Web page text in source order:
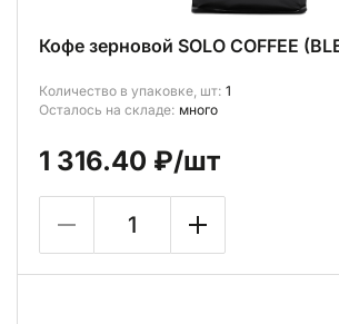
Кофе зерновой SOLO COFFEE
Количество в упаковке, шт: 1
Осталось на складе: много
1 316.40 ₽/шт